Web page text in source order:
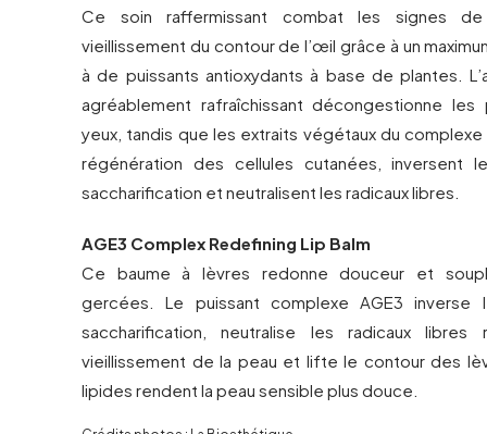
Ce soin raffermissant combat les signes
vieillissement du contour de l’œil grâce à un
à de puissants antioxydants à base de plantes.
agréablement rafraîchissant décongestionne
yeux, tandis que les extraits végétaux du complexe
régénération des cellules cutanées, inversent
saccharification et neutralisent les radicaux libres.
AGE3 Complex Redefining Lip Balm
Ce baume à lèvres redonne douceur et
gercées. Le puissant complexe AGE3 inverse
saccharification, neutralise les radicaux libres
vieillissement de la peau et lifte le contour des
lipides rendent la peau sensible plus douce.